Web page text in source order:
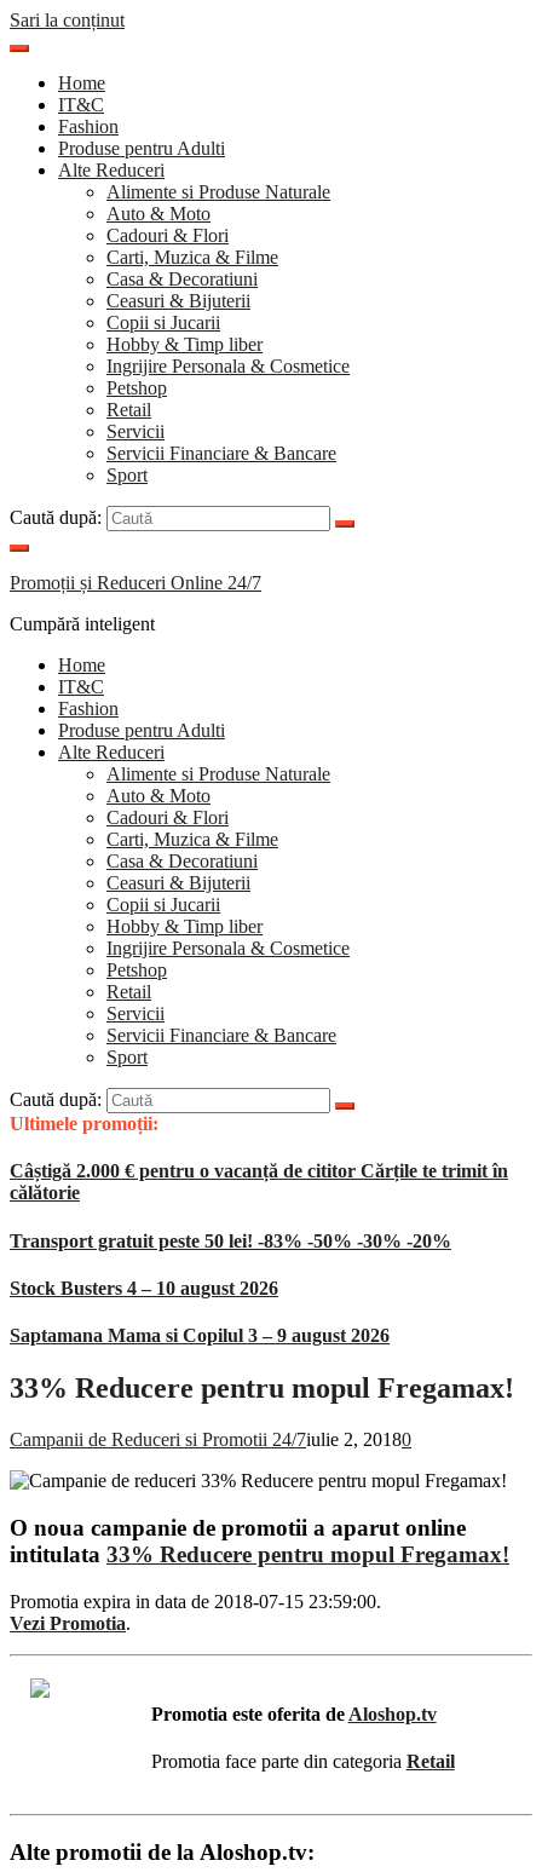
Sari la conținut
Home
IT&C
Fashion
Produse pentru Adulti
Alte Reduceri
Alimente si Produse Naturale
Auto & Moto
Cadouri & Flori
Carti, Muzica & Filme
Casa & Decoratiuni
Ceasuri & Bijuterii
Copii si Jucarii
Hobby & Timp liber
Ingrijire Personala & Cosmetice
Petshop
Retail
Servicii
Servicii Financiare & Bancare
Sport
Caută după:
Promoții și Reduceri Online 24/7
Cumpără inteligent
Home
IT&C
Fashion
Produse pentru Adulti
Alte Reduceri
Alimente si Produse Naturale
Auto & Moto
Cadouri & Flori
Carti, Muzica & Filme
Casa & Decoratiuni
Ceasuri & Bijuterii
Copii si Jucarii
Hobby & Timp liber
Ingrijire Personala & Cosmetice
Petshop
Retail
Servicii
Servicii Financiare & Bancare
Sport
Caută după:
Ultimele promoții:
Câștigă 2.000 € pentru o vacanță de cititor Cărțile te trimit în
călătorie
Transport gratuit peste 50 lei! -83% -50% -30% -20%
Stock Busters 4 – 10 august 2026
Saptamana Mama si Copilul 3 – 9 august 2026
33% Reducere pentru mopul Fregamax!
Campanii de Reduceri si Promotii 24/7iulie 2, 20180
O noua campanie de promotii a aparut online
intitulata 33% Reducere pentru mopul Fregamax!
Promotia expira in data de 2018-07-15 23:59:00.
Vezi Promotia.
Promotia este oferita de Aloshop.tv
Promotia face parte din categoria Retail
Alte promotii de la Aloshop.tv: